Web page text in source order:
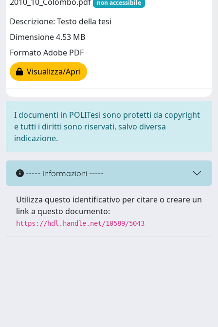
non accessibile
Descrizione: Testo della tesi
Dimensione 4.53 MB
Formato Adobe PDF
Visualizza/Apri
I documenti in POLITesi sono protetti da copyright
e tutti i diritti sono riservati, salvo diversa
indicazione.
----- Informazioni -----
Utilizza questo identificativo per citare o creare un
link a questo documento:
https://hdl.handle.net/10589/5043